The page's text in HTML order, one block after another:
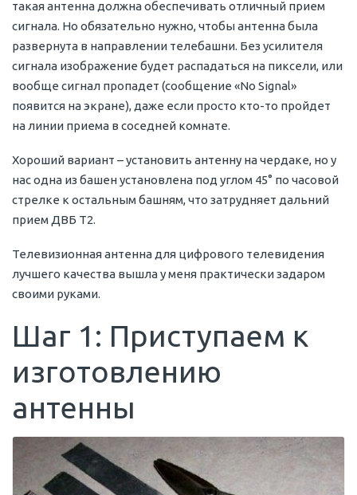
такая антенна должна обеспечивать отличный прием
сигнала. Но обязательно нужно, чтобы антенна была
развернута в направлении телебашни. Без усилителя
сигнала изображение будет распадаться на пиксели, или
вообще сигнал пропадет (сообщение «No Signal»
появится на экране), даже если просто кто-то пройдет
на линии приема в соседней комнате.
Хороший вариант – установить антенну на чердаке, но у
нас одна из башен установлена под углом 45° по часовой
стрелке к остальным башням, что затрудняет дальний
прием ДВБ Т2.
Телевизионная антенна для цифрового телевидения
лучшего качества вышла у меня практически задаром
своими руками.
Шаг 1: Приступаем к
изготовлению
антенны